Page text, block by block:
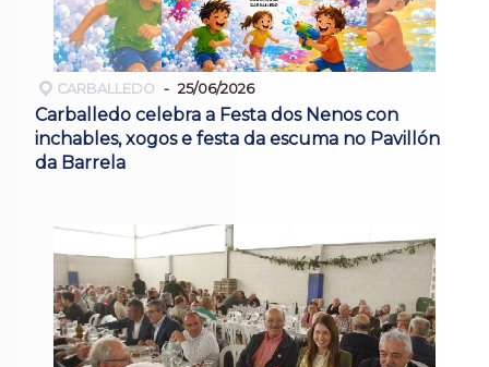
CARBALLEDO 25/06/2026
Carballedo celebra a Festa dos Nenos con
inchables, xogos e festa da escuma no Pavillón
da Barrela